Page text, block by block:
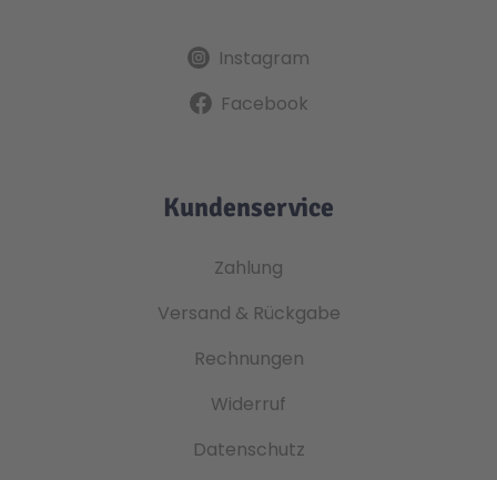
Instagram
Facebook
Kundenservice
Zahlung
Versand & Rückgabe
Rechnungen
Widerruf
Datenschutz